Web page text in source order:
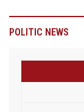
POLITIC NEWS